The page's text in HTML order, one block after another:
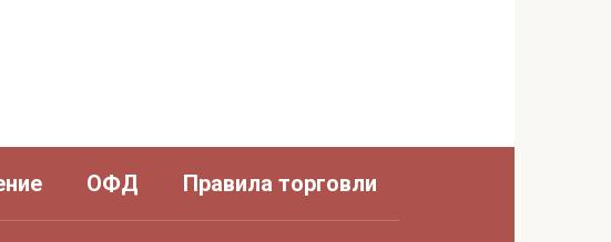
ОФД Правила торговли